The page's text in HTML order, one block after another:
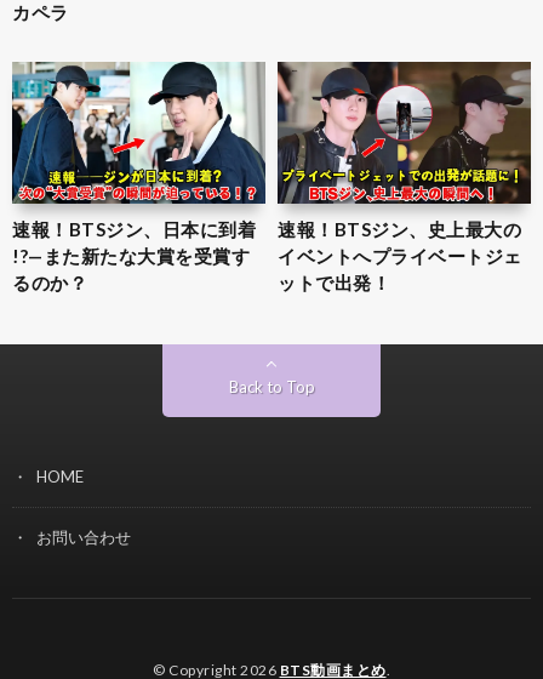
カペラ
速報！BTSジン、日本に到着
!?—また新たな大賞を受賞す
るのか？
速報！BTSジン、史上最大の
イベントへプライベートジェ
ットで出発！
Back to Top
HOME
お問い合わせ
© Copyright 2026 BTS動画まとめ.